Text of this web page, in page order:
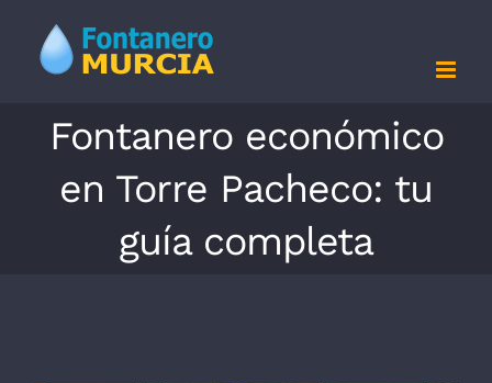
contenido
Fontanero económico
en Torre Pacheco: tu
guía completa